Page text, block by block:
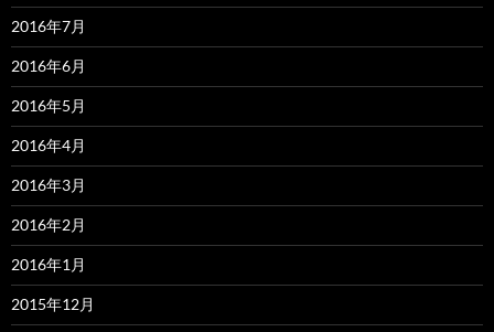
2016年7月
2016年6月
2016年5月
2016年4月
2016年3月
2016年2月
2016年1月
2015年12月